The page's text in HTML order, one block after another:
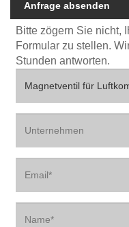
Anfrage absenden
Bitte zögern Sie nicht,
Formular zu stellen.
Stunden antworten.